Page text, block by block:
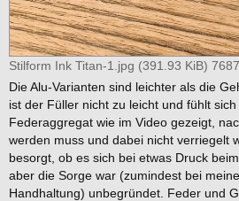
Stilform Ink Titan-1.jpg (391.93 KiB)
Die Alu-Varianten sind leichter als die
ist der Füller nicht zu leicht und fühlt
Federaggregat wie im Video gezeigt,
werden muss und dabei nicht verriegelt
besorgt, ob es sich bei etwas Druck
aber die Sorge war (zumindest bei
Handhaltung) unbegründet. Feder und